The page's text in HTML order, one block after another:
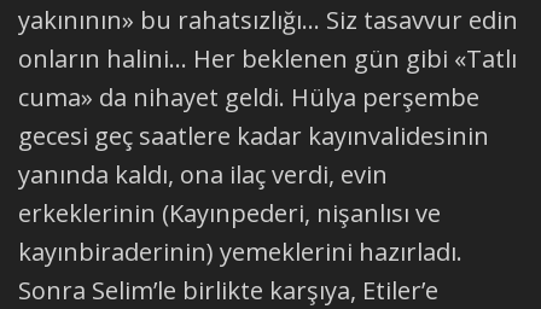
yakınının» bu rahatsızlığı... Siz tasavvur edin
onların halini... Her beklenen gün gibi «Tatlı
cuma» da nihayet geldi. Hülya perşembe
gecesi geç saatlere kadar kayınvalidesinin
yanında kaldı, ona ilaç verdi, evin
erkeklerinin (Kayınpederi, nişanlısı ve
kayınbiraderinin) yemeklerini hazırladı.
Sonra Selim’le birlikte karşıya, Etiler’e